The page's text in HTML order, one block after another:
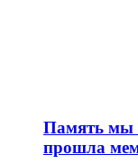
Память мы
прошла